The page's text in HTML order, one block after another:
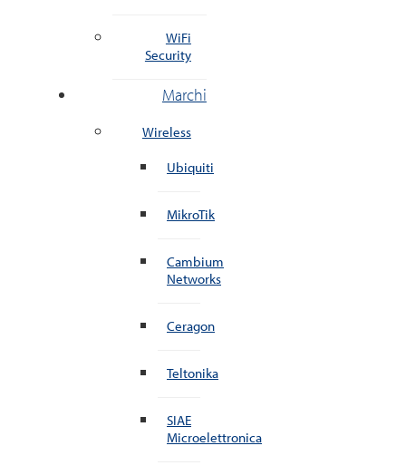
WiFi
Security
Marchi
Wireless
Ubiquiti
MikroTik
Cambium
Networks
Ceragon
Teltonika
SIAE
Microelettronica